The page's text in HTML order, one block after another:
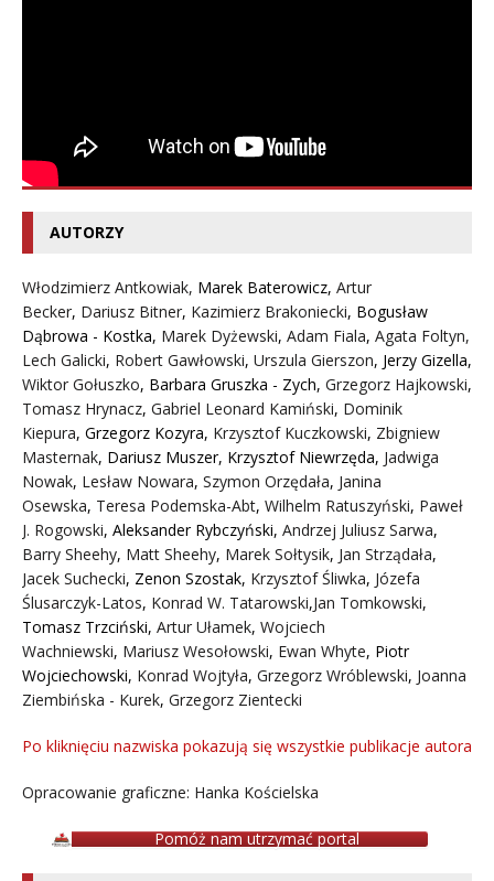
AUTORZY
Włodzimierz Antkowiak, Marek Baterowicz, Artur
Becker, Dariusz Bitner, Kazimierz Brakoniecki, Bogusław
Dąbrowa - Kostka, Marek Dyżewski, Adam Fiala, Agata Foltyn,
Lech Galicki, Robert Gawłowski, Urszula Gierszon, Jerzy Gizella,
Wiktor Gołuszko, Barbara Gruszka - Zych, Grzegorz Hajkowski,
Tomasz Hrynacz, Gabriel Leonard Kamiński, Dominik
Kiepura, Grzegorz Kozyra, Krzysztof Kuczkowski, Zbigniew
Masternak, Dariusz Muszer, Krzysztof Niewrzęda, Jadwiga
Nowak, Lesław Nowara, Szymon Orzędała, Janina
Osewska, Teresa Podemska-Abt, Wilhelm Ratuszyński, Paweł
J. Rogowski, Aleksander Rybczyński, Andrzej Juliusz Sarwa,
Barry Sheehy, Matt Sheehy, Marek Sołtysik, Jan Strządała,
Jacek Suchecki, Zenon Szostak, Krzysztof Śliwka, Józefa
Ślusarczyk-Latos, Konrad W. Tatarowski,Jan Tomkowski,
Tomasz Trzciński, Artur Ułamek, Wojciech
Wachniewski, Mariusz Wesołowski, Ewan Whyte, Piotr
Wojciechowski, Konrad Wojtyła, Grzegorz Wróblewski, Joanna
Ziembińska - Kurek, Grzegorz Zientecki
Po kliknięciu nazwiska pokazują się wszystkie publikacje autora
Opracowanie graficzne: Hanka Kościelska
Pomóż nam utrzymać portal